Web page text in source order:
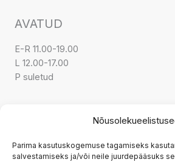
Parima kasutuskogemuse tagamiseks
salvestamiseks ja/või neile juurdepääsuks
AVATUD
E-R 11.00-19.00
L 12.00-17.00
P suletud
Tarnetingimused